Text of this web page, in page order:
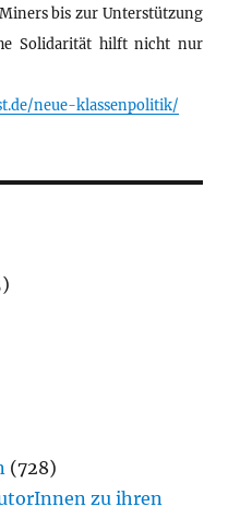
bis zur Unterstützung
Solidarität hilft nicht nur
neue-klassenpolitik/
(728)
zu ihren